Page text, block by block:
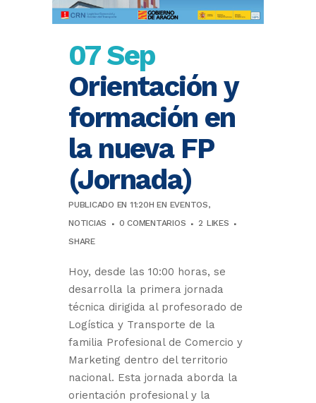
07 Sep
Orientación y
formación en
la nueva FP
(Jornada)
PUBLICADO EN 11:20H EN EVENTOS,
NOTICIAS
0 COMENTARIOS 2 LIKES
SHARE
Hoy, desde las 10:00 horas, se
desarrolla la primera jornada
técnica dirigida al profesorado de
Logística y Transporte de la
familia Profesional de Comercio y
Marketing dentro del territorio
nacional. Esta jornada aborda la
orientación profesional y la